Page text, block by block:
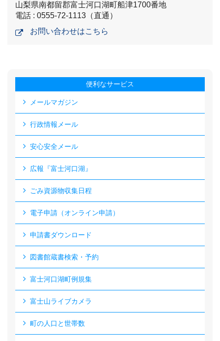
山梨県南都留郡富士河口湖町船津1700番地
電話 : 0555-72-1113（直通）
お問い合わせはこちら
便利なサービス
メールマガジン
行政情報メール
安心安全メール
広報『富士河口湖』
ごみ資源物収集日程
電子申請（オンライン申請）
申請書ダウンロード
図書館蔵書検索・予約
富士河口湖町例規集
富士山ライブカメラ
町の人口と世帯数